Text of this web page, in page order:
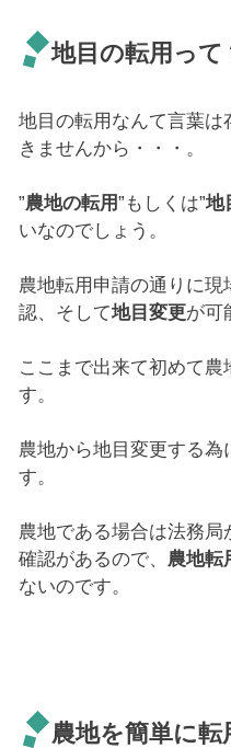
地目の転用って
地目の転用なんて言葉
きませんから・・・。
”農地の転用”もしくは”地
いなのでしょう。
農地転用申請の通りに
認、そして地目変更が可
ここまで出来て初めて農
す。
農地から地目変更する為
す。
農地である場合は法務
確認があるので、 農地転
ないのです。
農地を簡単に